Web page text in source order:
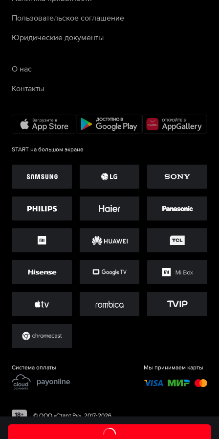
Пользовательское соглашение
Юридические документы
О нас
Контакты
START на большом экране
Система оплаты Мы принимаем карты
©ООО «Старт.Ру», 2017-2026